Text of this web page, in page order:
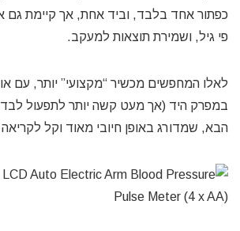
כפתור אחד בלבד, וביד אחת, אך קיימת גם
פי גיל, ושמירת תוצאות למעקב.
לאלו המחפשים מכשיר “מקצועי” יותר, עם
במפרק היד (אך מעט קשה יותר לתפעול
הבא, שמדורג באופן חיובי מאוד וקל